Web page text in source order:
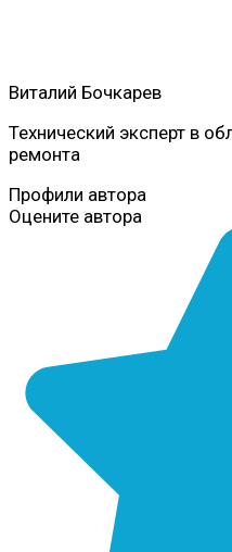
Виталий Бочкарев
Технический эксперт в
ремонта
Профили автора
Оцените автора